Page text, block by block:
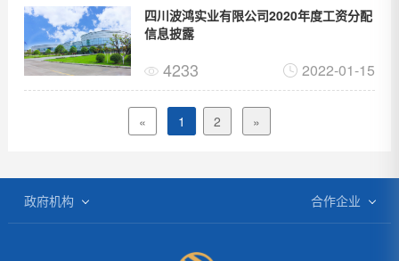
四川波鸿实业有限公司2020年度工资分配
信息披露
4233 2022-01-15
« 1 2 »
政府机构 合作企业